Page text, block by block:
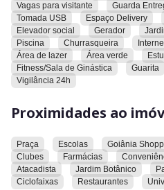
Vagas para visitante
Guarda
Tomada USB
Espaço Delivery
Elevador social
Gerador
Piscina
Churrasqueira
Área de lazer
Área verde
Fitness/Sala de Ginástica
Guarita
Vigilância 24h
Proximidades ao
Praça Escolas Goiânia
Clubes
Farmácias
Atacadista
Jardim Botânico
Ciclofaixas
Restaurantes